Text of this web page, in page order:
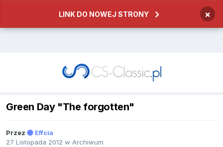
LINK DO NOWEJ STRONY ×
Green Day "The forgotten"
Przez
Effcia
27 Listopada 2012 w Archiwum